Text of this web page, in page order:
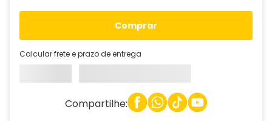
comprar
Calcular frete e prazo de entrega
Compartilhe: